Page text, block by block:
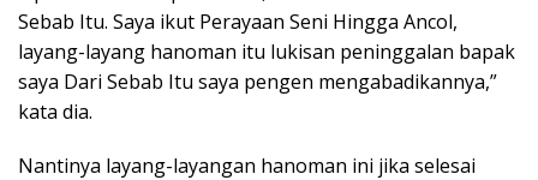
Sebab Itu. Saya ikut Perayaan Seni Hingga Ancol,
layang-layang hanoman itu lukisan peninggalan bapak
saya Dari Sebab Itu saya pengen mengabadikannya,”
kata dia.
Nantinya layang-layangan hanoman ini jika selesai